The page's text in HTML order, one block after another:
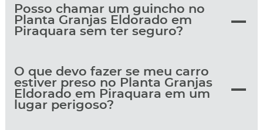
Posso chamar um guincho no
Planta Granjas Eldorado em
Piraquara sem ter seguro?
O que devo fazer se meu carro
estiver preso no Planta Granjas
Eldorado em Piraquara em um
lugar perigoso?